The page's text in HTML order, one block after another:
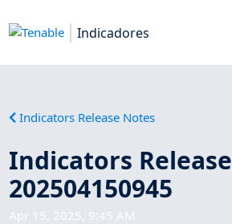
Indicadores
Indicators Release Notes
Indicators Release
202504150945
Apr 15, 2025, 9:45 AM